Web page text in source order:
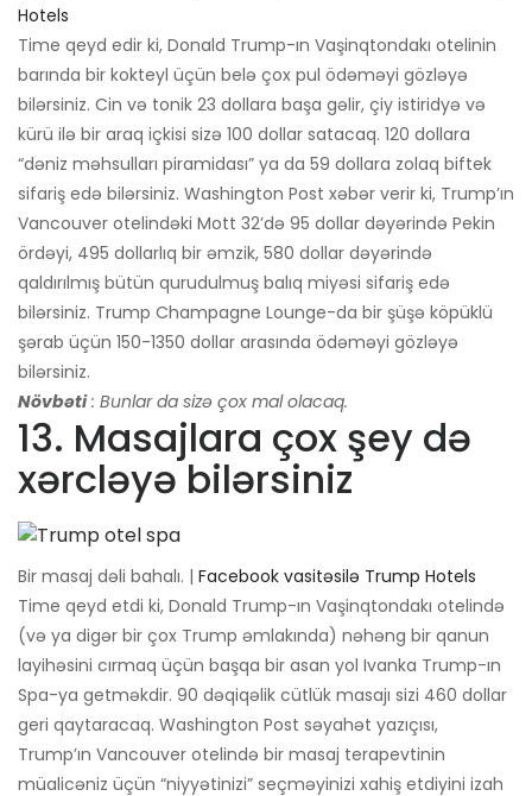
Hotels
Time qeyd edir ki, Donald Trump-ın Vaşinqtondakı otelinin
barında bir kokteyl üçün belə çox pul ödəməyi gözləyə
bilərsiniz. Cin və tonik 23 dollara başa gəlir, çiy istiridyə və
kürü ilə bir araq içkisi sizə 100 dollar satacaq. 120 dollara
“dəniz məhsulları piramidası” ya da 59 dollara zolaq biftek
sifariş edə bilərsiniz. Washington Post xəbər verir ki, Trump’ın
Vancouver otelindəki Mott 32’də 95 dollar dəyərində Pekin
ördəyi, 495 dollarlıq bir əmzik, 580 dollar dəyərində
qaldırılmış bütün qurudulmuş balıq miyəsi sifariş edə
bilərsiniz. Trump Champagne Lounge-da bir şüşə köpüklü
şərab üçün 150-1350 dollar arasında ödəməyi gözləyə
bilərsiniz.
Növbəti : Bunlar da sizə çox mal olacaq.
13. Masajlara çox şey də
xərcləyə bilərsiniz
Bir masaj dəli bahalı. | Facebook vasitəsilə Trump Hotels
Time qeyd etdi ki, Donald Trump-ın Vaşinqtondakı otelində
(və ya digər bir çox Trump əmlakında) nəhəng bir qanun
layihəsini cırmaq üçün başqa bir asan yol Ivanka Trump-ın
Spa-ya getməkdir. 90 dəqiqəlik cütlük masajı sizi 460 dollar
geri qaytaracaq. Washington Post səyahət yazıçısı,
Trump’ın Vancouver otelində bir masaj terapevtinin
müalicəniz üçün “niyyətinizi” seçməyinizi xahiş etdiyini izah